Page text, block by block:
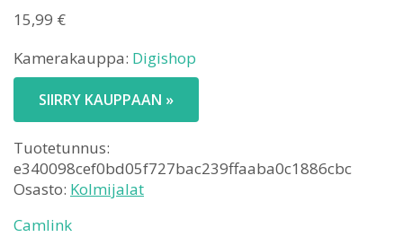
15,99 €
Kamerakauppa: Digishop
SIIRRY KAUPPAAN »
Tuotetunnus:
e340098cef0bd05f727bac239ffaaba0c1886cbc
Osasto: Kolmijalat
Camlink